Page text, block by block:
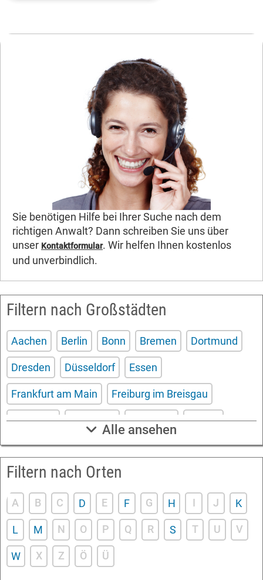
Sie benötigen Hilfe bei Ihrer Suche nach dem
richtigen Anwalt? Dann schreiben Sie uns über
unser Kontaktformular. Wir helfen Ihnen kostenlos
und unverbindlich.
Filtern nach Großstädten
Aachen Berlin Bonn Bremen Dortmund
Dresden Düsseldorf Essen
Frankfurt am Main Freiburg im Breisgau
Hamburg Hannover Karlsruhe Kassel
Köln Leipzig Mannheim München
Nürnberg Saarbrücken
Würzburg
Alle ansehen
Filtern nach Orten
A B C D E F G H I J K
L M N O P Q R S T U V
W X Z Ö Ü